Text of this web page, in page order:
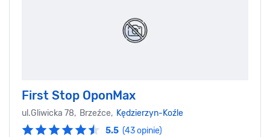
First Stop OponMax
ul.Gliwicka 78, Brzeźce, Kędzierzyn-Koźle
5.5 (43 opinie)